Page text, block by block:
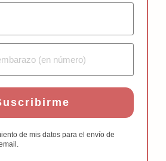
de mis datos para el envío de